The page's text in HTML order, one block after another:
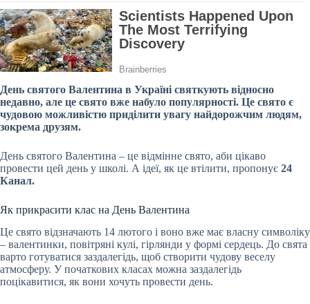
День святого Валентина в Україні святкують відносно
недавно, але це свято вже набуло популярності. Це свято є
чудовою можливістю приділити увагу найдорожчим людям,
зокрема друзям.
День святого Валентина – це відмінне свято, аби цікаво
провести цей день у школі. А ідеї, як це втілити, пропонує 24
Канал.
Як прикрасити клас на День Валентина
Це свято відзначають 14 лютого і воно вже має власну символіку
– валентинки, повітряні кулі, гірлянди у формі сердець. До свята
варто готуватися заздалегідь, щоб створити чудову веселу
атмосферу. У початкових класах можна заздалегідь
поцікавитися, як вони хочуть провести день.